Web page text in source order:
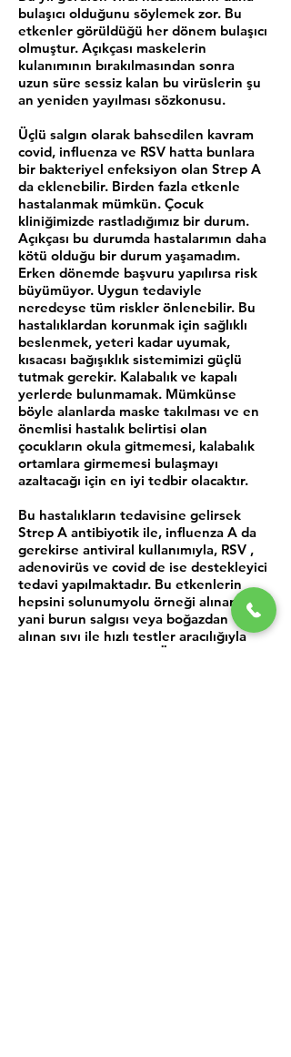
bulaşıcı olduğunu söylemek zor. Bu
etkenler görüldüğü her dönem bulaşıcı
olmuştur. Açıkçası maskelerin
kulanımının bırakılmasından sonra
uzun süre sessiz kalan bu virüslerin şu
an yeniden yayılması sözkonusu.
Üçlü salgın olarak bahsedilen kavram
covid, influenza ve RSV hatta bunlara
bir bakteriyel enfeksiyon olan Strep A
da eklenebilir. Birden fazla etkenle
hastalanmak mümkün. Çocuk
kliniğimizde rastladığımız bir durum.
Açıkçası bu durumda hastalarımın daha
kötü olduğu bir durum yaşamadım.
Erken dönemde başvuru yapılırsa risk
büyümüyor. Uygun tedaviyle
neredeyse tüm riskler önlenebilir. Bu
hastalıklardan korunmak için sağlıklı
beslenmek, yeteri kadar uyumak,
kısacası bağışıklık sistemimizi güçlü
tutmak gerekir. Kalabalık ve kapalı
yerlerde bulunmamak. Mümkünse
böyle alanlarda maske takılması ve en
önemlisi hastalık belirtisi olan
çocukların okula gitmemesi, kalabalık
ortamlara girmemesi bulaşmayı
azaltacağı için en iyi tedbir olacaktır.
Bu hastalıkların tedavisine gelirsek
Strep A antibiyotik ile, influenza A da
gerekirse antiviral kullanımıyla, RSV ,
adenovirüs ve covid de ise destekleyici
tedavi yapılmaktadır. Bu etkenlerin
hepsini solunumyolu örneği alınarak
yani burun salgısı veya boğazdan
alınan sıvı ile hızlı testler aracılığıyla
ayırt etmek mümkün. Önlemek